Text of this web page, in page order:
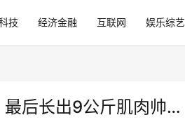
技 经济金融 互联网 娱乐综艺
最后长出9公斤肌肉帅…